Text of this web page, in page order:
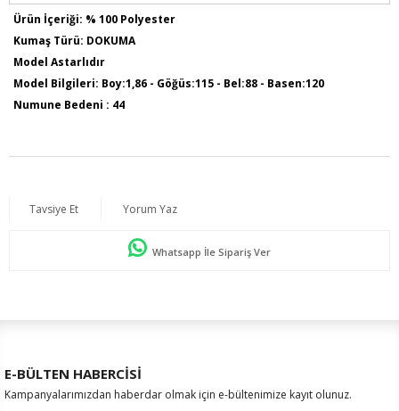
Ürün İçeriği: % 100 Polyester
Kumaş Türü: DOKUMA
Model Astarlıdır
Model Bilgileri: Boy:1,86 - Göğüs:115 - Bel:88 - Basen:120
Numune Bedeni : 44
Tavsiye Et Yorum Yaz
Whatsapp İle Sipariş Ver
E-BÜLTEN HABERCİSİ
Kampanyalarımızdan haberdar olmak için e-bültenimize kayıt olunuz.